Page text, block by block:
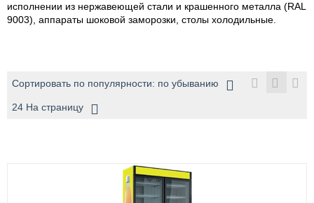
исполнении из нержавеющей стали и крашенного металла (RAL
9003), аппараты шоковой заморозки, столы холодильные.
Сортировать по популярности: по убыванию
24 На страницу